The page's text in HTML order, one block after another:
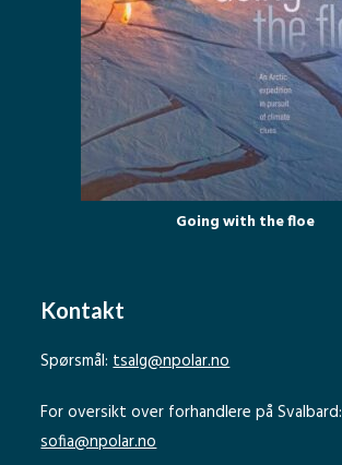
Going with the floe
Kontakt
Spørsmål:tsalg@npolar.no
For oversikt over forhandlere på Svalbard:
sofia@npolar.no